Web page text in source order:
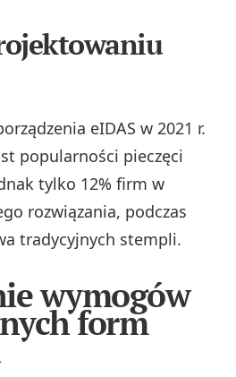
eIDAS w 2021 r.
popularności pieczęci
tylko 12% firm w
rozwiązania, podczas
tradycyjnych stempli.
wymogów
form